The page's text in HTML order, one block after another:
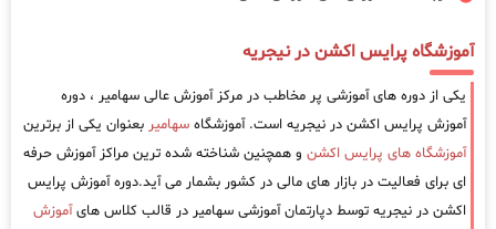
آموزشگاه پرایس اکشن در نیجریه
یکی از دوره های آموزشی پر مخاطب در مرکز آموزش عالی سهامیر ، دوره
آموزش پرایس اکشن در نیجریه است. آموزشگاه سهامیر بعنوان یکی از برترین
آموزشگاه های پرایس اکشن و همچنین شناخته شده ترین مراکز آموزش حرفه
ای برای فعالیت در بازار های مالی در کشور بشمار می آید.دوره آموزش پرایس
اکشن در نیجریه توسط دپارتمان آموزشی سهامیر در قالب کلاس هایآموزش